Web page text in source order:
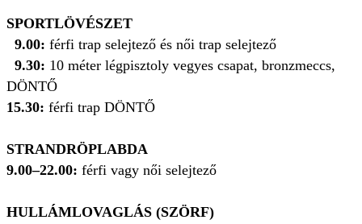
SPORTLÖVÉSZET
9.00: férfi trap selejtező és női trap selejtező
9.30: 10 méter légpisztoly vegyes csapat, bronzmeccs,
DÖNTŐ
15.30: férfi trap DÖNTŐ
STRANDRÖPLABDA
9.00–22.00: férfi vagy női selejtező
HULLÁMLOVAGLÁS (SZÖRF)